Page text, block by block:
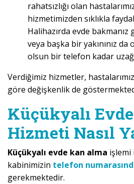
rahatsızlığı olan
hizmetimizden sıklıkla
Halihazırda evde
veya başka bir yakınınız
olsun bir telefon kadar
Verdiğimiz hizmetler,
göre değişkenlik de
Küçükyalı
Hizmeti Nasıl
Küçükyalı evde kan alma işlemi
kabinimizin telefon
gerekmektedir.